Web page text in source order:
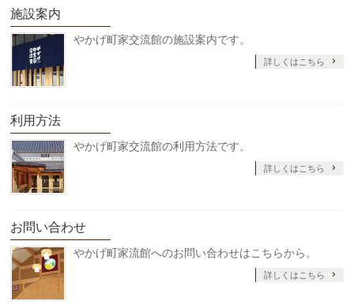
施設案内
やかげ町家交流館の施設案内です。
詳しくはこちら
利用方法
やかげ町家交流館の利用方法です。
詳しくはこちら
お問い合わせ
やかげ町家流館へのお問い合わせはこちらから。
詳しくはこちら